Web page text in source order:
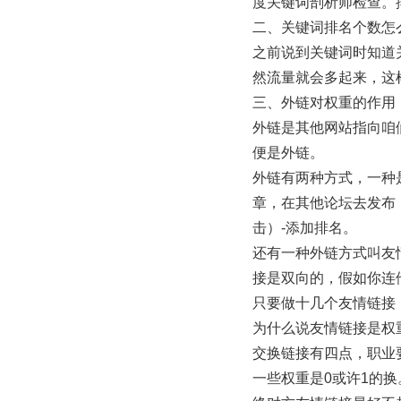
二、关键词排名个数怎
之前说到关键词时知
然流量就会多起来，
三、外链对权重的作用
外链是其他网站指向
便是外链。
外链有两种方式，一
章，在其他论坛去发
击）-添加排名。
还有一种外链方式叫
接是双向的，假如你
只要做十几个友情链
为什么说友情链接是
交换链接有四点，职
一些权重是0或许1的